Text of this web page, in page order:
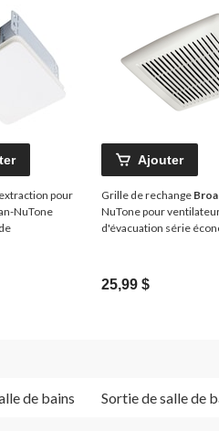
pour
NuTone
Ajouter
Grille de rechange
NuTone pour
d'évacuation série
25,99 $
de bains Sortie de salle de